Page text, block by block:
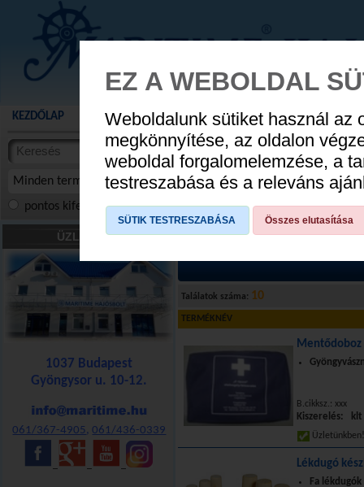
AUGUSZTUS
KEZDŐLAP AKCIÓS TERMÉKEK WEBÁRUHÁZ HÍREK
Minden termék
termékekben
cikkekben
pontos kifejezés összes szóra szóra, szótöredék
ÜZLETÜNK
1037 Budapest
Gyöngysor u. 10-12.
061/367-4905,061/436-0339
Mentőfelszerelés»Elsősegély csomag
Találatok száma: 10
TERMÉKNÉV
B.cikksz.: xxx
Kiszerelés: klt
Lékdugó
Fa
EZ A WEBOLDAL
Weboldalunk sütiket használ az
megkönnyítése, az oldalon
weboldal forgalomelemzése, a
testreszabása és a releváns
SÜTIK TESTRESZABÁSA Összes elutasítása